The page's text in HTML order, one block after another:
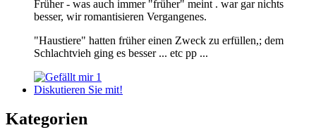
Früher - was auch immer "früher" meint . war gar nichts
besser, wir romantisieren Vergangenes.
"Haustiere" hatten früher einen Zweck zu erfüllen,; dem
Schlachtvieh ging es besser ... etc pp ...
1
Diskutieren Sie mit!
Kategorien